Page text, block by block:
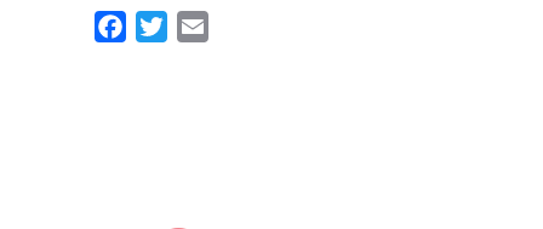
FacebookTwitter